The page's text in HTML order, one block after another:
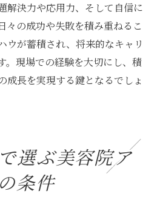
解決力や応用力、そして自信に
々の成功や失敗を積み重ねるこ
ウが蓄積され、将来的なキャリ
。現場での経験を大切にし、積
成長を実現する鍵となるでしょ
選ぶ美容院ア
条件